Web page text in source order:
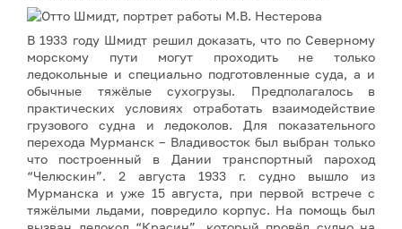
В 1933 году Шмидт решил доказать, что по Северному
морскому пути могут проходить не только
ледокольные и специально подготовленные суда, а и
обычные тяжёлые сухогрузы. Предполагалось в
практических условиях отработать взаимодействие
грузового судна и ледоколов. Для показательного
перехода Мурманск – Владивосток был выбран только
что построенный в Дании транспортный пароход
“Челюскин”. 2 августа 1933 г. судно вышло из
Мурманска и уже 15 августа, при первой встрече с
тяжёлыми льдами, повредило корпус. На помощь был